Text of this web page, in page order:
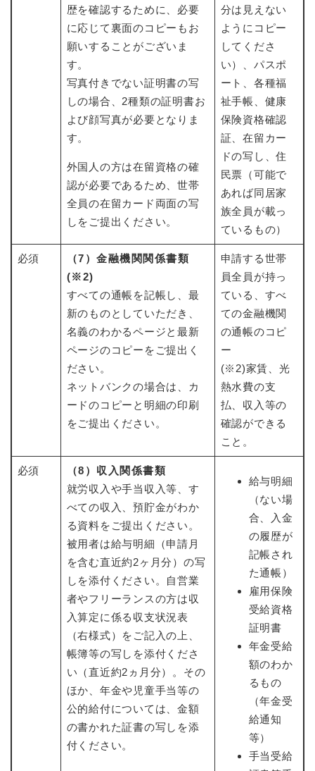
歴を確認するために、必要
に応じて裏面のコピーもお
願いすることがございま
す。
写真付きでない証明書の写
しの場合、2種類の証明書お
よび顔写真が必要となりま
す。
外国人の方は在留資格の確
認が必要であるため、世帯
全員の在留カード両面の写
しをご提出ください。
分は見えない
ようにコピー
してくださ
い）、パスポ
ート、各種福
祉手帳、健康
保険資格確認
証、在留カー
ドの写し、住
民票（可能で
あれば同居家
族全員が載っ
ているもの）
必須
（7）金融機関関係書類
(※2)
すべての通帳を記帳し、最
新のものとしていただき、
名義のわかるページと最新
ページのコピーをご提出く
ださい。
ネットバンクの場合は、カ
ードのコピーと明細の印刷
をご提出ください。
申請する世帯
員全員が持っ
ている、すべ
ての金融機関
の通帳のコピ
ー
(※2)家賃、光
熱水費の支
払、収入等の
確認ができる
こと。
必須
（8）収入関係書類
就労収入や手当収入等、す
べての収入、預貯金がわか
る資料をご提出ください。
被用者は給与明細（申請月
を含む直近約2ヶ月分）の写
しを添付ください。自営業
者やフリーランスの方は収
入算定に係る収支状況表
（右様式）をご記入の上、
帳簿等の写しを添付くださ
い（直近約2ヵ月分）。その
ほか、年金や児童手当等の
公的給付については、金額
の書かれた証書の写しを添
付ください。
給与明細
（ない場
合、入金
の履歴が
記帳され
た通帳）
雇用保険
受給資格
証明書
年金受給
額のわか
るもの
（年金受
給通知
等）
手当受給